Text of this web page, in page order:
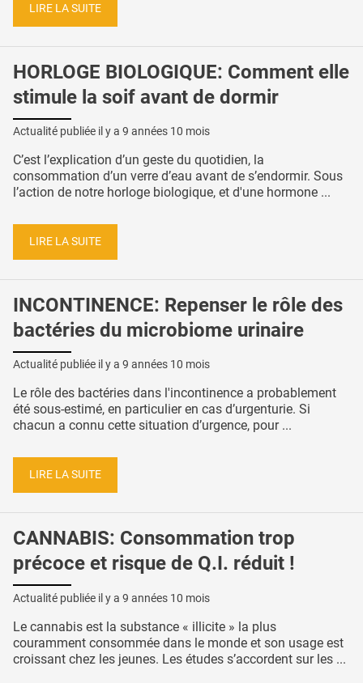
LIRE LA SUITE
HORLOGE BIOLOGIQUE: Comment elle
stimule la soif avant de dormir
Actualité publiée il y a 9 années 10 mois
C’est l’explication d’un geste du quotidien, la
consommation d’un verre d’eau avant de s’endormir. Sous
l’action de notre horloge biologique, et d'une hormone ...
LIRE LA SUITE
INCONTINENCE: Repenser le rôle des
bactéries du microbiome urinaire
Actualité publiée il y a 9 années 10 mois
Le rôle des bactéries dans l'incontinence a probablement
été sous-estimé, en particulier en cas d’urgenturie. Si
chacun a connu cette situation d’urgence, pour ...
LIRE LA SUITE
CANNABIS: Consommation trop
précoce et risque de Q.I. réduit !
Actualité publiée il y a 9 années 10 mois
Le cannabis est la substance « illicite » la plus
couramment consommée dans le monde et son usage est
croissant chez les jeunes. Les études s’accordent sur les ...